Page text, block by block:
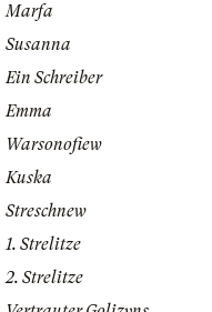
Marfa
Susanna
Ein Schreiber
Emma
Warsonofiew
Kuska
Streschnew
1. Strelitze
2. Strelitze